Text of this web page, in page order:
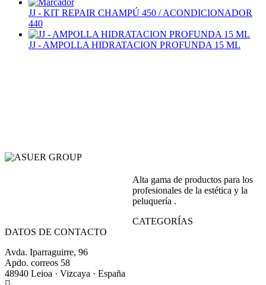
JJ - KIT REPAIR CHAMPÚ 450 / ACONDICIONADOR
440
JJ - AMPOLLA HIDRATACION PROFUNDA 15 ML
Alta gama de productos para los
profesionales de la estética y la
peluquería .
CATEGORÍAS
DATOS DE CONTACTO
Avda. Iparraguirre, 96
Apdo. correos 58
48940 Leioa · Vizcaya · España